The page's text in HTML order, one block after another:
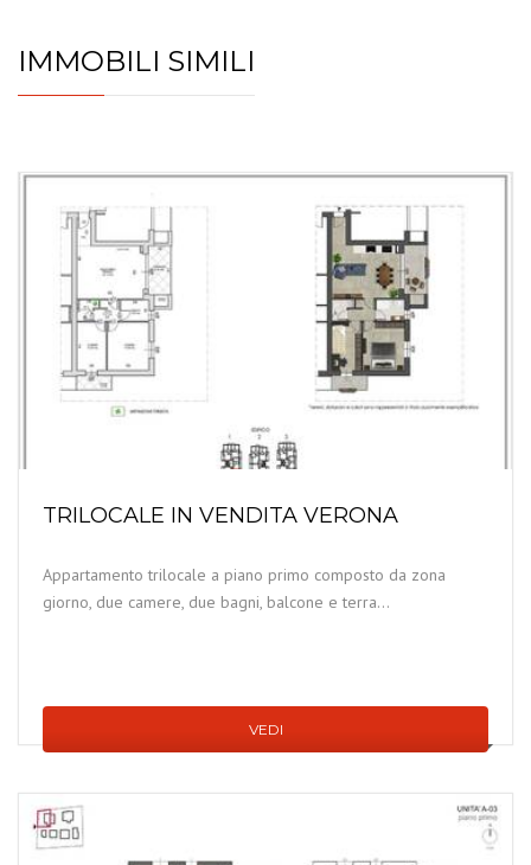
IMMOBILI SIMILI
TRILOCALE IN VENDITA VERONA
Appartamento trilocale a piano primo composto da zona
giorno, due camere, due bagni, balcone e terra...
VEDI